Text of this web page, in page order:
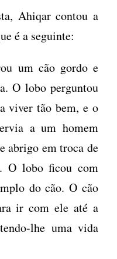
Ahiqar contou a
é a seguinte:
um cão gordo e
O lobo perguntou
viver tão bem, e o
a um homem
abrigo em troca de
O lobo ficou com
do cão. O cão
ir com ele até a
lhe uma vida